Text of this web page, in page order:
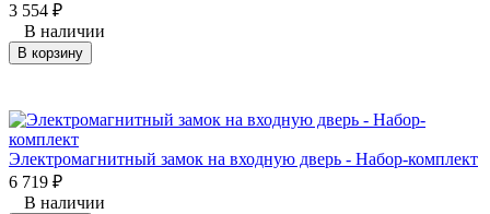
3 554 ₽
В наличии
В корзину
Электромагнитный замок на входную дверь - Набор-комплект
6 719 ₽
В наличии